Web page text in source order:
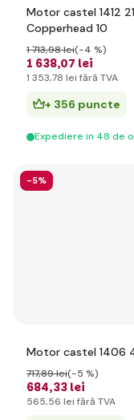
Motor castel 1412
Copperhead 10
1 638,07 lei
1 713,98 lei(-4 %)
1 353,78 lei fără TVA
+ 356 puncte
Expediere in 48 de
-5%
Motor castel 1406
684,33 lei
717,89 lei(-5 %)
565,56 lei fără TVA